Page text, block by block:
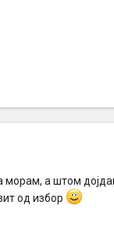
морам, а штом
од избор